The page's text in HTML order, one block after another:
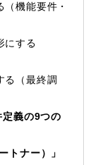
機能要件・
にする
る（最終調
定義の9つの
トナー）」